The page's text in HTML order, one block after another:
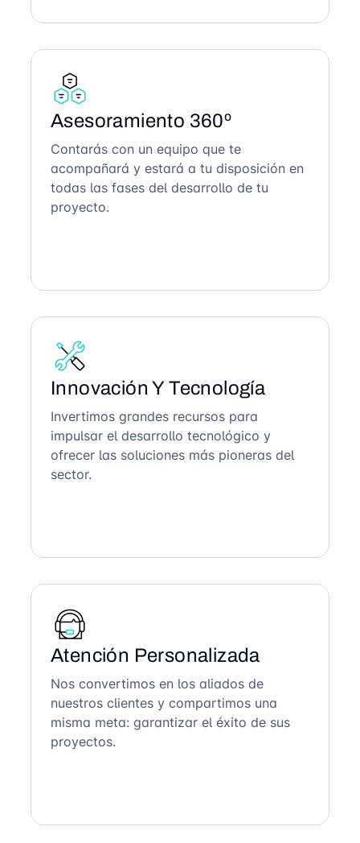
Asesoramiento 360º
Contarás con un equipo que te
acompañará y estará a tu disposición en
todas las fases del desarrollo de tu
proyecto.
Innovación Y Tecnología
Invertimos grandes recursos para
impulsar el desarrollo tecnológico y
ofrecer las soluciones más pioneras del
sector.
Atención Personalizada
Nos convertimos en los aliados de
nuestros clientes y compartimos una
misma meta: garantizar el éxito de sus
proyectos.